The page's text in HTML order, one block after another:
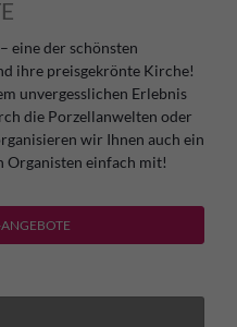
eine der schönsten
ihre preisgekrönte Kirche!
unvergesslichen Erlebnis
die Porzellanwelten oder
wir Ihnen auch ein
Organisten einfach mit!